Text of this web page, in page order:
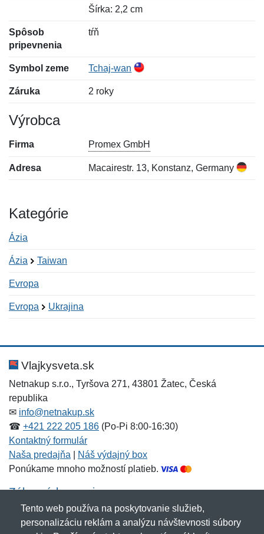
Šírka: 2,2 cm
Spôsob
pripevnenia
tŕň
Symbol zeme Tchaj-wan
Záruka 2 roky
Výrobca
Firma Promex GmbH
Adresa Macairestr. 13, Konstanz, Germany
Kategórie
Ázia
Ázia Taiwan
Evropa
Evropa Ukrajina
Hodnotenie:
Meno:*
E-mail:
Správa*
Meno:
E-mail:*
Správa*
Vlajkysveta.sk
Netnakup s.r.o., Tyršova 271, 43801 Žatec, Česká
republika
✉ info@netnakup.sk
☎ +421 222 205 186 (Po-Pi 8:00-16:30)
Kontaktný formulár
Naša predajňa
Náš výdajný box
Ponúkame mnoho možností platieb.
Zákaznícky servis
Novinky emailom
Tento web používa na poskytovanie služieb,
personalizáciu reklám a analýzu návštevnosti súbory